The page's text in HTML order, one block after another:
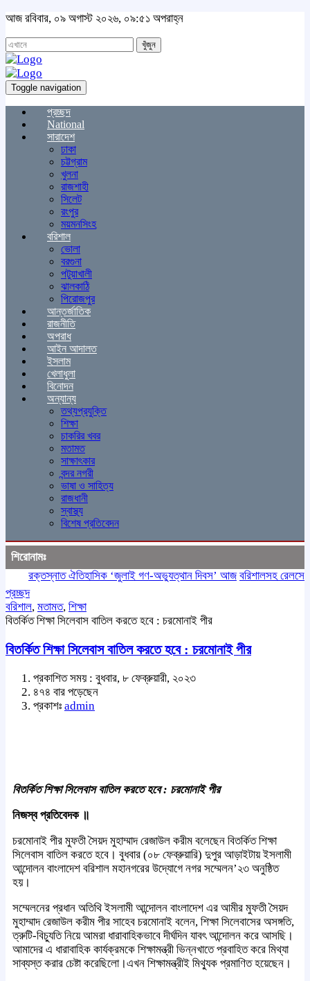
আজ রবিবার, ০৯ অগাস্ট ২০২৬, ০৯:৫১ অপরাহ্ন
খুঁজুন
Toggle navigation
প্রচ্ছদ
National
সারাদেশ
ঢাকা
চট্টগ্রাম
খুলনা
রাজশাহী
সিলেট
রংপুর
ময়মনসিংহ
বরিশাল
ভোলা
বরগুনা
পটুয়াখালী
ঝালকাঠি
পিরোজপুর
আন্তর্জাতিক
রাজনীতি
অপরাধ
আইন আদালত
ইসলাম
খেলাধুলা
বিনোদন
অন্যান্য
তথ্যপ্রযুক্তি
শিক্ষা
চাকরির খবর
মতামত
সাক্ষাৎকার
বন্দর নগরী
ভাষা ও সাহিত্য
রাজধানী
স্বাস্থ্য
বিশেষ প্রতিবেদন
শিরোনামঃ
রক্তস্নাত ঐতিহাসিক ‌‘জুলাই গণ-অভ্যুত্থান দিবস’ আজ বরিশালসহ রেলসেবা
প্রচ্ছদ
বরিশাল, মতামত, শিক্ষা
বিতর্কিত শিক্ষা সিলেবাস বাতিল করতে হবে : চরমোনাই পীর
বিতর্কিত শিক্ষা সিলেবাস বাতিল করতে হবে : চরমোনাই পীর
প্রকাশিত সময় : বুধবার, ৮ ফেব্রুয়ারী, ২০২৩
৪৭৪ বার পড়েছেন
প্রকাশঃ admin
বিতর্কিত শিক্ষা সিলেবাস বাতিল করতে হবে : চরমোনাই পীর
নিজস্ব প্রতিবেদক ॥
চরমোনাই পীর মুফতী সৈয়দ মুহাম্মাদ রেজাউল করীম বলেছেন বিতর্কিত শিক্ষা
সিলেবাস বাতিল করতে হবে। বুধবার (০৮ ফেব্রুয়ারি) দুপুর আড়াইটায় ইসলামী
আন্দোলন বাংলাদেশ বরিশাল মহানগরের উদ্যোগে নগর সম্মেলন’২৩ অনুষ্ঠিত
হয়।
সম্মেলনের প্রধান অতিথি ইসলামী আন্দোলন বাংলাদেশ এর আমীর মুফতী সৈয়দ
মুহাম্মাদ রেজাউল করীম পীর সাহেব চরমোনাই বলেন, শিক্ষা সিলেবাসের অসঙ্গতি,
ত্রুটি-বিচ্যুতি নিয়ে আমরা ধারাবাহিকভাবে দীর্ঘদিন যাবৎ আন্দোলন করে আসছি।
আমাদের এ ধারাবাহিক কার্যক্রমকে শিক্ষামন্ত্রী ভিন্নখাতে প্রবাহিত করে মিথ্যা
সাব্যস্ত করার চেষ্টা করেছিলো।এখন শিক্ষামন্ত্রীই মিথ্যুক প্রমাণিত হয়েছেন।